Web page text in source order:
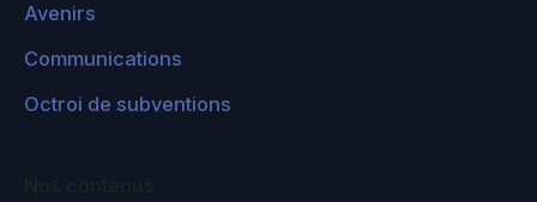
Avenirs
Communications
Octroi de subventions